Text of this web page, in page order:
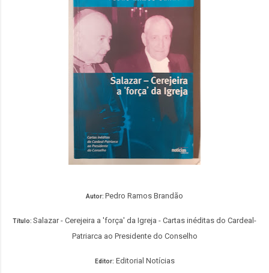
Autor: Pedro Ramos Brandão
Título: Salazar - Cerejeira a 'força' da Igreja - Cartas inéditas do Cardeal-
Patriarca ao Presidente do Conselho
Editor: Editorial Notícias